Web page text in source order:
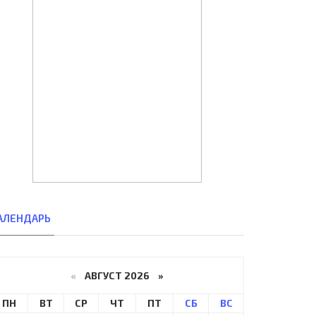
« АВГУСТ 2026 »
ПН ВТ СР ЧТ ПТ СБ ВС